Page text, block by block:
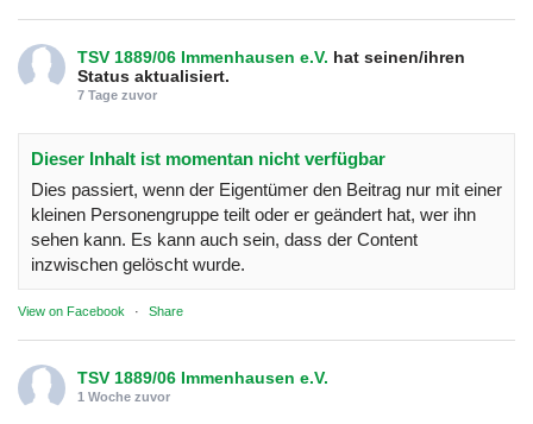
TSV 1889/06 Immenhausen e.V. hat seinen/ihren
Status aktualisiert.
7 Tage zuvor
Dieser Inhalt ist momentan nicht verfügbar
Dies passiert, wenn der Eigentümer den Beitrag nur mit einer
kleinen Personengruppe teilt oder er geändert hat, wer ihn
sehen kann. Es kann auch sein, dass der Content
inzwischen gelöscht wurde.
View on Facebook · Share
TSV 1889/06 Immenhausen e.V.
1 Woche zuvor